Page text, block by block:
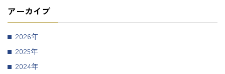
アーカイブ
2026
2025
2024